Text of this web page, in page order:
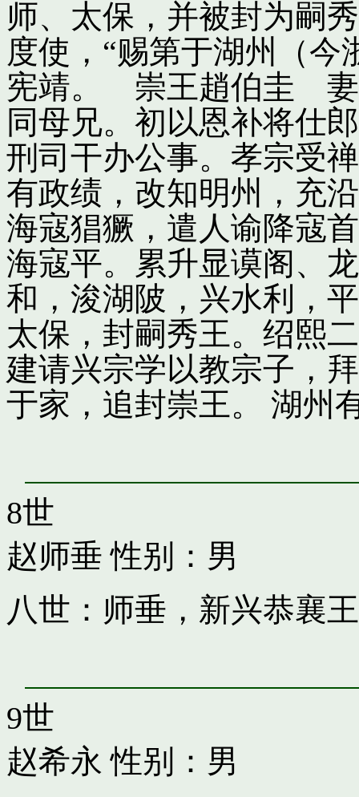
师、太保，并被封为嗣
度使，“赐第于湖州（今
宪靖。 崇王趙伯圭 妻
同母兄。初以恩补将仕
刑司干办公事。孝宗受
有政绩，改知明州，充
海寇猖獗，遣人谕降寇
海寇平。累升显谟阁、
和，浚湖陂，兴水利，
太保，封嗣秀王。绍熙
建请兴宗学以教宗子，
于家，追封崇王。 湖州
8世
赵师垂 性别：男
八世：师垂，新兴恭襄王
9世
赵希永 性别：男